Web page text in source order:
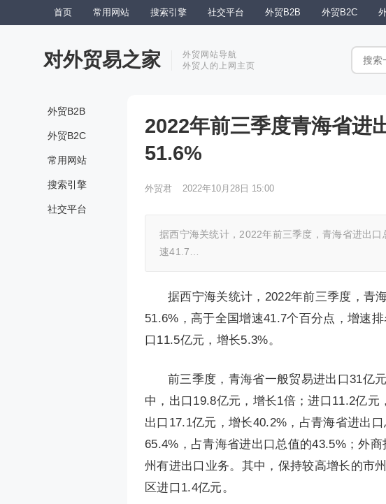
首页 常用网站 搜索引擎 社交平台 外贸B2B 外贸B2C
对外贸易之家
外贸网站导航
外贸人的上网主页
外贸B2B
外贸B2C
常用网站
搜索引擎
社交平台
2022年前三季度青海省进
51.6%
外贸君 2022年10月28日 15:00
据西宁海关统计，2022年前三季度，青海省进出
速41.7…
据西宁海关统计，2022年前三季度，青
51.6%，高于全国增速41.7个百分点，增速
口11.5亿元，增长5.3%。
前三季度，青海省一般贸易进出口31亿
中，出口19.8亿元，增长1倍；进口11.2亿
出口17.1亿元，增长40.2%，占青海省进出
65.4%，占青海省进出口总值的43.5%；外
州有进出口业务。其中，保持较高增长的市
区进口1.4亿元。